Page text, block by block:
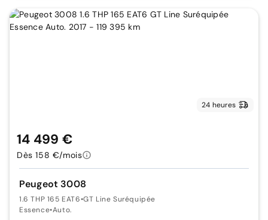
24 heures
Peugeot 3008
1.6 THP 165 EAT6•GT Line Suréquipée
Essence•Auto.
14 499 €
Dès 158 €/mois